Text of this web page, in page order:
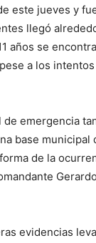
este jueves y
llegó
años se
a los
emergencia
base
de la
evidencias